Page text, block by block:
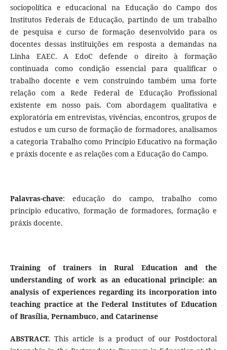
sociopolítica e educacional na Educação do Campo dos
Institutos Federais de Educação, partindo de um trabalho
de pesquisa e curso de formação desenvolvido para os
docentes dessas instituições em resposta a demandas na
Linha EAEC. A EdoC defende o direito à formação
continuada como condição essencial para qualificar o
trabalho docente e vem construindo também uma forte
relação com a Rede Federal de Educação Profissional
existente em nosso país. Com abordagem qualitativa e
exploratória em entrevistas, vivências, encontros, grupos de
estudos e um curso de formação de formadores, analisamos
a categoria Trabalho como Princípio Educativo na formação
e práxis docente e as relações com a Educação do Campo.
Palavras-chave: educação do campo, trabalho como
princípio educativo, formação de formadores, formação e
práxis docente.
Training of trainers in Rural Education and the
understanding of work as an educational principle: an
analysis of experiences regarding its incorporation into
teaching practice at the Federal Institutes of Education
of Brasília, Pernambuco, and Catarinense
ABSTRACT.This article is a product of our Postdoctoral